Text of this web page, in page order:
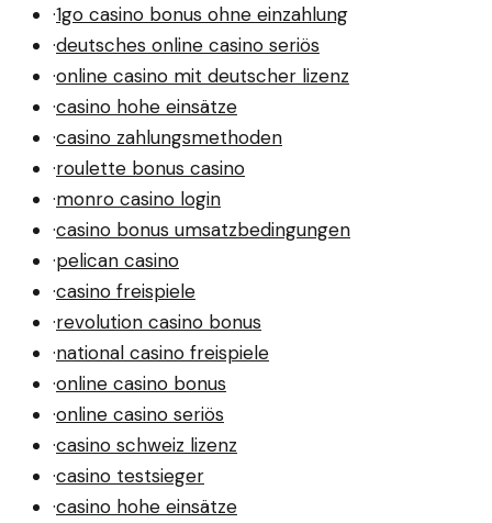
·1go casino bonus ohne einzahlung
·deutsches online casino seriös
·online casino mit deutscher lizenz
·casino hohe einsätze
·casino zahlungsmethoden
·roulette bonus casino
·monro casino login
·casino bonus umsatzbedingungen
·pelican casino
·casino freispiele
·revolution casino bonus
·national casino freispiele
·online casino bonus
·online casino seriös
·casino schweiz lizenz
·casino testsieger
·casino hohe einsätze